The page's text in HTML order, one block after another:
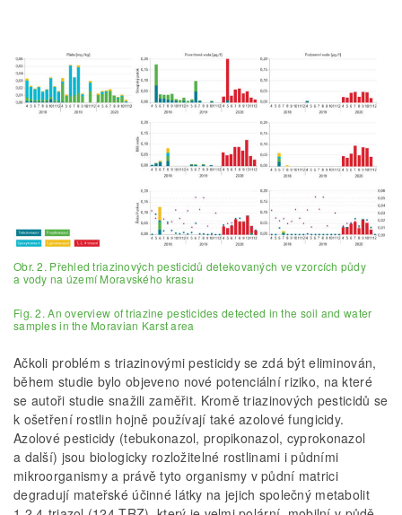
Obr. 2. Přehled triazinových pesticidů detekovaných ve vzorcích půdy
a vody na území Moravského krasu
Fig. 2. An overview of triazine pesticides detected in the soil and water
samples in the Moravian Karst area
Ačkoli problém s triazinovými pesticidy se zdá být eliminován,
během studie bylo objeveno nové potenciální riziko, na které
se autoři studie snažili zaměřit. Kromě triazinových pesticidů se
k ošetření rostlin hojně používají také azolové fungicidy.
Azolové pesticidy (tebukonazol, propikonazol, cyprokonazol
a další) jsou biologicky rozložitelné rostlinami i půdními
mikroorganismy a právě tyto organismy v půdní matrici
degradují mateřské účinné látky na jejich společný metabolit